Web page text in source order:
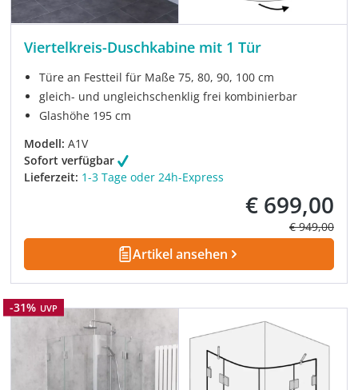
Viertelkreis-Duschkabine mit 1 Tür
Türe an Festteil für Maße 75, 80, 90, 100 cm
gleich- und ungleichschenklig frei kombinierbar
Glashöhe 195 cm
Modell: A1V
Sofort verfügbar
Lieferzeit: 1-3 Tage oder 24h-Express
Verkaufspreis:
€ 699,00
Regulärer
€ 949,00
Artikel ansehen
Rabatt
-31% UVP